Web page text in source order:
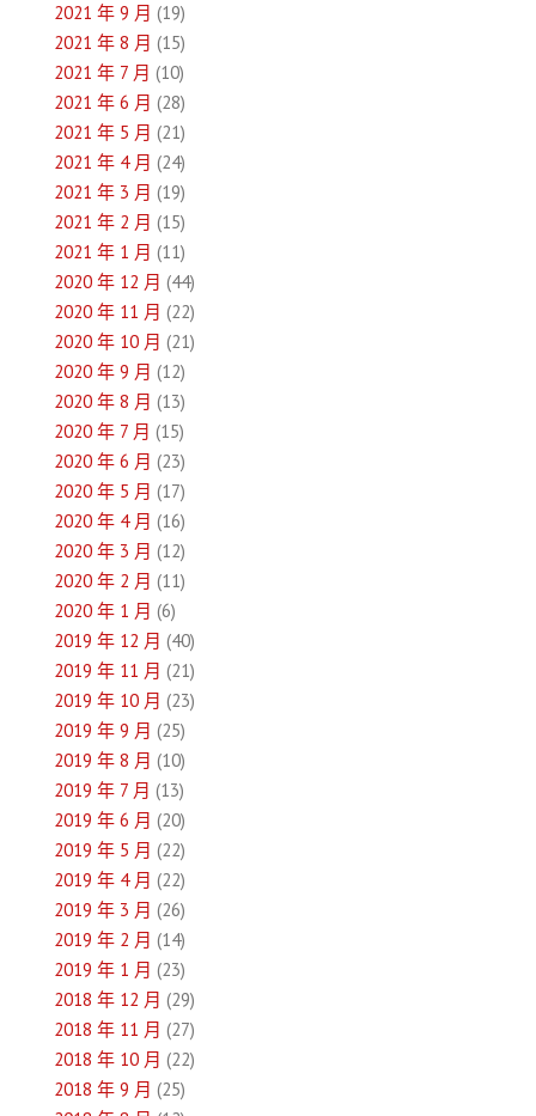
2021 年 9 月 (19)
2021 年 8 月 (15)
2021 年 7 月 (10)
2021 年 6 月 (28)
2021 年 5 月 (21)
2021 年 4 月 (24)
2021 年 3 月 (19)
2021 年 2 月 (15)
2021 年 1 月 (11)
2020 年 12 月 (44)
2020 年 11 月 (22)
2020 年 10 月 (21)
2020 年 9 月 (12)
2020 年 8 月 (13)
2020 年 7 月 (15)
2020 年 6 月 (23)
2020 年 5 月 (17)
2020 年 4 月 (16)
2020 年 3 月 (12)
2020 年 2 月 (11)
2020 年 1 月 (6)
2019 年 12 月 (40)
2019 年 11 月 (21)
2019 年 10 月 (23)
2019 年 9 月 (25)
2019 年 8 月 (10)
2019 年 7 月 (13)
2019 年 6 月 (20)
2019 年 5 月 (22)
2019 年 4 月 (22)
2019 年 3 月 (26)
2019 年 2 月 (14)
2019 年 1 月 (23)
2018 年 12 月 (29)
2018 年 11 月 (27)
2018 年 10 月 (22)
2018 年 9 月 (25)